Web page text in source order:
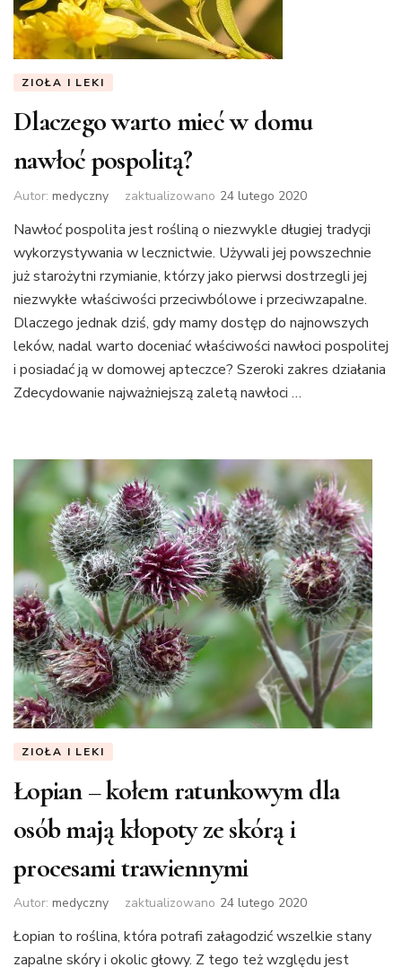
ZIOŁA I LEKI
Dlaczego warto mieć w domu
nawłoć pospolitą?
Autor: medyczny zaktualizowano 24 lutego 2020
Nawłoć pospolita jest rośliną o niezwykle długiej tradycji
wykorzystywania w lecznictwie. Używali jej powszechnie
już starożytni rzymianie, którzy jako pierwsi dostrzegli jej
niezwykłe właściwości przeciwbólowe i przeciwzapalne.
Dlaczego jednak dziś, gdy mamy dostęp do najnowszych
leków, nadal warto doceniać właściwości nawłoci pospolitej
i posiadać ją w domowej apteczce? Szeroki zakres działania
Zdecydowanie najważniejszą zaletą nawłoci …
ZIOŁA I LEKI
Łopian – kołem ratunkowym dla
osób mają kłopoty ze skórą i
procesami trawiennymi
Autor: medyczny zaktualizowano 24 lutego 2020
Łopian to roślina, która potrafi załagodzić wszelkie stany
zapalne skóry i okolic głowy. Z tego też względu jest